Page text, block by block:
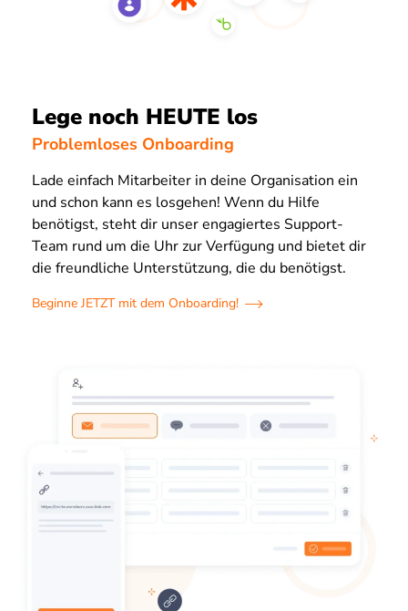
Lege noch HEUTE los
Problemloses Onboarding
Lade einfach Mitarbeiter in deine Organisation ein
und schon kann es losgehen! Wenn du Hilfe
benötigst, steht dir unser engagiertes Support-
Team rund um die Uhr zur Verfügung und bietet dir
die freundliche Unterstützung, die du benötigst.
Beginne JETZT mit dem Onboarding!